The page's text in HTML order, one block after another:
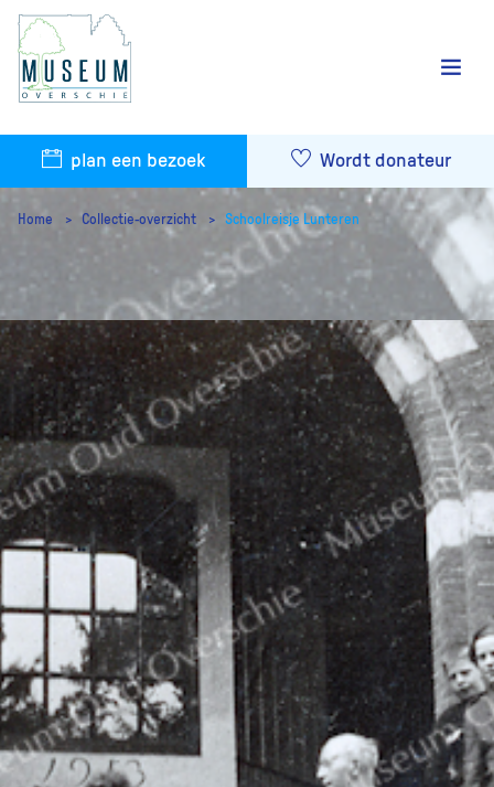
plan een bezoek Wordt donateur
Home Collectie-overzicht Schoolreisje Lunteren